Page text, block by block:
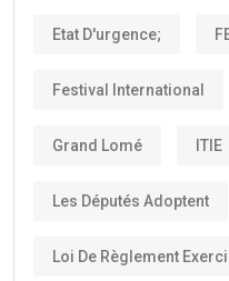
Etat D'urgence;
Festival International
Grand Lomé ITIE
Les Députés Adoptent
Loi De Règlement